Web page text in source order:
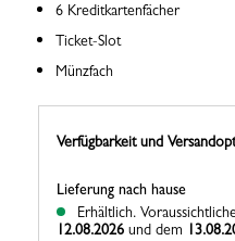
6 Kreditkartenfächer
Ticket-Slot
Münzfach
Verfügbarkeit und
Lieferung nach hause
Erhältlich.
12.08.2026 und dem